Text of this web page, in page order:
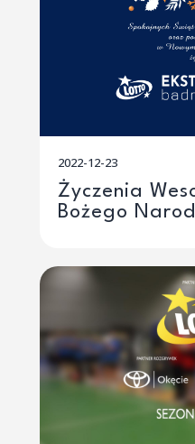
2022-12-23
Życzenia
Bożego